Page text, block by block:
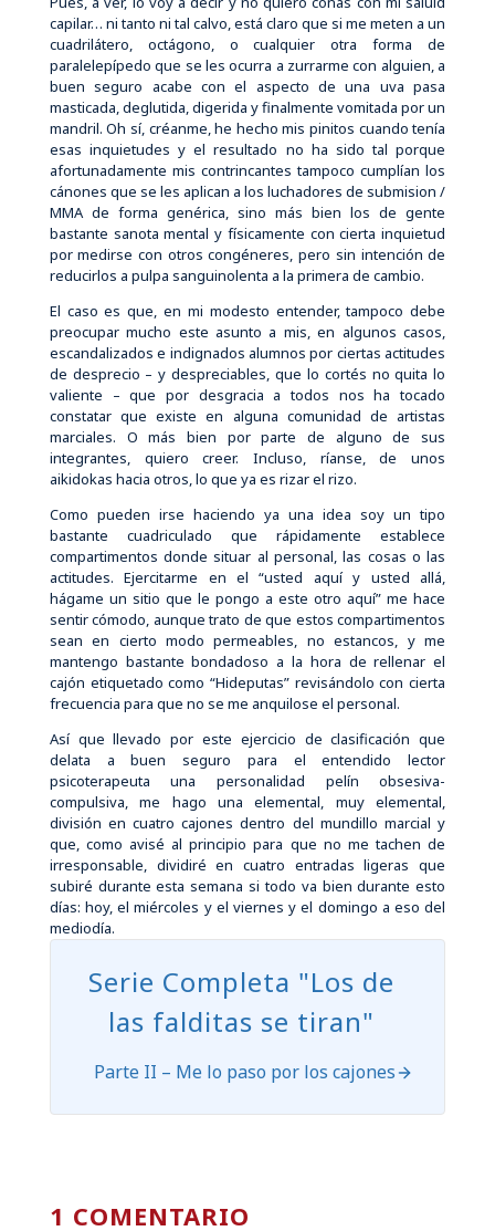
capilar… ni tanto ni tal calvo, está claro que si me meten a un
cuadrilátero, octágono, o cualquier otra forma de
paralelepípedo que se les ocurra a zurrarme con alguien, a
buen seguro acabe con el aspecto de una uva pasa
masticada, deglutida, digerida y finalmente vomitada por un
mandril. Oh sí, créanme, he hecho mis pinitos cuando tenía
esas inquietudes y el resultado no ha sido tal porque
afortunadamente mis contrincantes tampoco cumplían los
cánones que se les aplican a los luchadores de submision /
MMA de forma genérica, sino más bien los de gente
bastante sanota mental y físicamente con cierta inquietud
por medirse con otros congéneres, pero sin intención de
reducirlos a pulpa sanguinolenta a la primera de cambio.
El caso es que, en mi modesto entender, tampoco debe
preocupar mucho este asunto a mis, en algunos casos,
escandalizados e indignados alumnos por ciertas actitudes
de desprecio – y despreciables, que lo cortés no quita lo
valiente – que por desgracia a todos nos ha tocado
constatar que existe en alguna comunidad de artistas
marciales. O más bien por parte de alguno de sus
integrantes, quiero creer. Incluso, ríanse, de unos
aikidokas hacia otros, lo que ya es rizar el rizo.
Como pueden irse haciendo ya una idea soy un tipo
bastante cuadriculado que rápidamente establece
compartimentos donde situar al personal, las cosas o las
actitudes. Ejercitarme en el “usted aquí y usted allá,
hágame un sitio que le pongo a este otro aquí” me hace
sentir cómodo, aunque trato de que estos compartimentos
sean en cierto modo permeables, no estancos, y me
mantengo bastante bondadoso a la hora de rellenar el
cajón etiquetado como “Hideputas” revisándolo con cierta
frecuencia para que no se me anquilose el personal.
Así que llevado por este ejercicio de clasificación que
delata a buen seguro para el entendido lector
psicoterapeuta una personalidad pelín obsesiva-
compulsiva, me hago una elemental, muy elemental,
división en cuatro cajones dentro del mundillo marcial y
que, como avisé al principio para que no me tachen de
irresponsable, dividiré en cuatro entradas ligeras que
subiré durante esta semana si todo va bien durante esto
días: hoy, el miércoles y el viernes y el domingo a eso del
mediodía.
Serie Completa "Los de
las falditas se tiran"
Parte II – Me lo paso por los cajones
1 COMENTARIO